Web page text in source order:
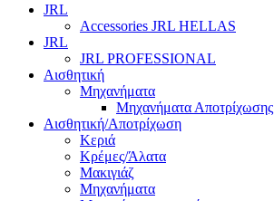
JRL
Accessories JRL HELLAS
JRL
JRL PROFESSIONAL
Αισθητική
Μηχανήματα
Μηχανήματα Αποτρίχωσης
Αισθητική/Αποτρίχωση
Κεριά
Κρέμες/Άλατα
Μακιγιάζ
Μηχανήματα